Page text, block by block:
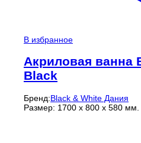
В избранное
Акриловая ванна
Black
Бренд:Black & White Дания
Размер: 1700 x 800 x 580 мм.